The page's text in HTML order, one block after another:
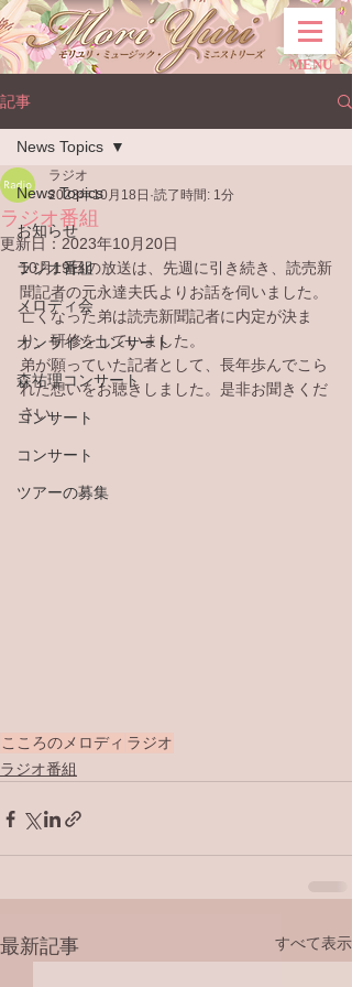
MENU
記事
News Topics
お知らせ
ラジオ番組
メロディ会
オンラインコンサート
森祐理コンサート
コンサート
コンサート
ツアーの募集
News Topics
ラジオ番組
ラジオ
2023年10月18日 読了時間: 1分
更新日： 2023年10月20日
10月19日の放送は、先週に引き続き、読売新
聞記者の元永達夫氏よりお話を伺いました。
亡くなった弟は読売新聞記者に内定が決ま
り、研修をしていました。
弟が願っていた記者として、長年歩んでこら
れた想いをお聴きしました。是非お聞きくだ
さい。
こころのメロディ ラジオ
ラジオ番組
最新記事 すべて表示